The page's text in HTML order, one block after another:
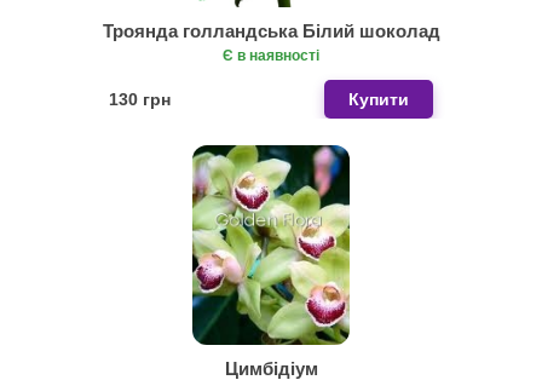
Троянда голландська Білий шоколад
Є в наявності
130 грн Купити
Цимбідіум